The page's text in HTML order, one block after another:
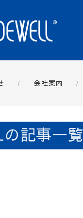
会社案内
記事一覧